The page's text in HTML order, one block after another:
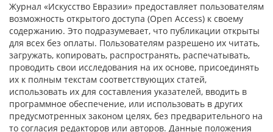
Журнал «Искусство Евразии» предоставляет пользователям
возможность открытого доступа (Open Access) к своему
содержанию. Это подразумевает, что публикации открыты
для всех без оплаты. Пользователям разрешено их читать,
загружать, копировать, распространять, распечатывать,
проводить свои исследования на их основе, присоединять
их к полным текстам соответствующих статей,
использовать их для составления указателей, вводить в
программное обеспечение, или использовать в других
предусмотренных законом целях, без предварительного на
то согласия редакторов или авторов. Данные положения